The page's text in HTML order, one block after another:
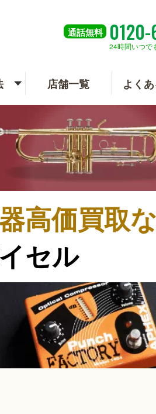
通話無料 0120-
24時間いつで
店舗一覧 よく
高価買取
セル